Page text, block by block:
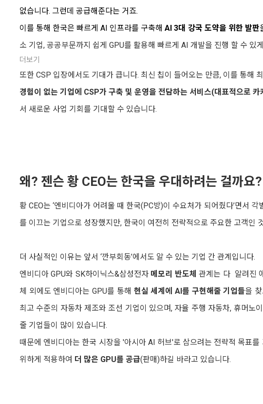
없습니다. 그런데 공급해준다는 거죠.
이를 통해 한국은 빠르게 AI 인프라를 구축해AI 3대 강국 도약을 위한 발판
소 기업, 공공부문까지 쉽게 GPU를 활용해 빠르게 AI 개발을 진행 할 수 있
더보기
또한 CSP 입장에서도 기대가 큽니다. 최신 칩 이 들어오는 만큼, 이를 통해
경험이 없는 기업에 CSP가 구축 및 운영을 전담하는 서비스(대표적으로
서 새로운 사업 기회를 기대할 수 있습니다.
왜? 젠슨 황 CEO는 한국을 우대하려는 걸까요?
황 CEO는 ‘엔비디아가 어려울 때 한국(PC방)이 수요처가 되어줬다’면서
를 이끄는 기업으로 성장했지만, 한국이 여전히 전략적으로 주요한 고객인
더 사실적인 이유는 앞서 ‘깐부회동’에서도 알 수 있는 기업 간 관계입니다.
엔비디아 GPU와 SK하이닉스&삼성전자 메모리 반도체 관계는 다 알려진
체 외에도 엔비디아는 GPU를 통해 현실 세계에 AI를 구현해줄 기업들을
최고 수준의 자동차 제조와 조선 기업이 있으며, 자율 주행 자동차, 휴머노
줄 기업들이 많이 있습니다.
때문에 엔비디아는 한국 시장을 '아시아 AI 허브'로 삼으려는 전략적 목표를
위하게 적용하여 더 많은 GPU를 공급(판매)하길 바라고 있습니다.